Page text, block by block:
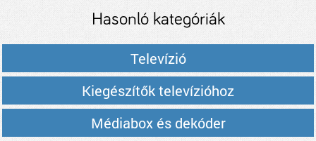
Hasonló kategóriák
Televízió
Kiegészítők televízióhoz
Médiabox és dekóder